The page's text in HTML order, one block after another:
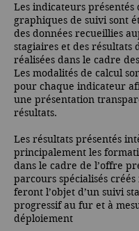
Les indicateurs présentés
graphiques de suivi sont
des données recueillies
stagiaires et des résultats
réalisées dans le cadre
Les modalités de calcul
pour chaque indicateur
une présentation
résultats.
Les résultats présentés
principalement les
dans le cadre de l’offre
parcours spécialisés
feront l’objet d’un suivi
progressif au fur et à
déploiement